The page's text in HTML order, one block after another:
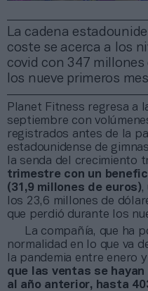
La cadena
coste se acerca a los
covid con 347
los nueve primeros
Planet Fitness regresa a
septiembre con
registrados antes de la
estadounidense de
la senda del crecimiento
trimestre con un
(31,9 millones de euros),
los 23,6 millones de
que perdió durante los
La compañía, que ha
normalidad en lo que va
la pandemia entre enero
que las ventas se
al año anterior, hasta